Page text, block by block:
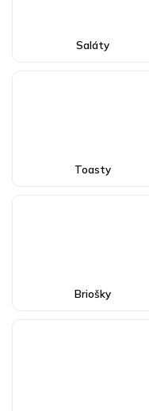
Saláty
Toasty
Briošky